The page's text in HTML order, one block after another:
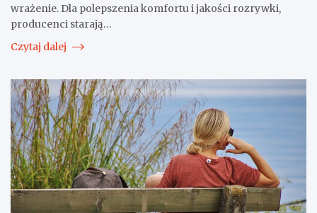
wrażenie. Dla polepszenia komfortu i jakości rozrywki,
producenci starają…
Czytaj dalej